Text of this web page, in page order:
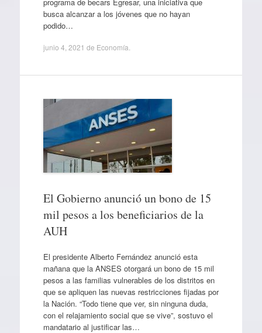
busca alcanzar a los jóvenes que no hayan
podido…
junio 4, 2021 de Economía
El Gobierno anunció un bono de 15
mil pesos a los beneficiarios de la
AUH
El presidente Alberto Fernández anunció esta
mañana que la ANSES otorgará un bono de 15 mil
pesos a las familias vulnerables de los distritos en
que se apliquen las nuevas restricciones fijadas por
la Nación. “Todo tiene que ver, sin ninguna duda,
con el relajamiento social que se vive”, sostuvo el
mandatario al justificar las…